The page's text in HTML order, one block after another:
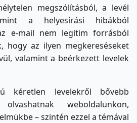
megszólításból, a levél
a helyesírási hibákból
e-mail nem legitim forrásból
hogy az ilyen megkereséseket
valamint a beérkezett levelek
kéretlen levelekről bővebb
olvashatnak weboldalunkon,
– szintén ezzel a témával